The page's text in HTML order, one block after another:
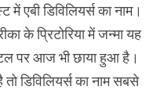
एबी डिविलियर्स का नाम।
के प्रिटोरिया में जन्मा यह
पर आज भी छाया हुआ है।
तो डिविलियर्स का नाम सबसे